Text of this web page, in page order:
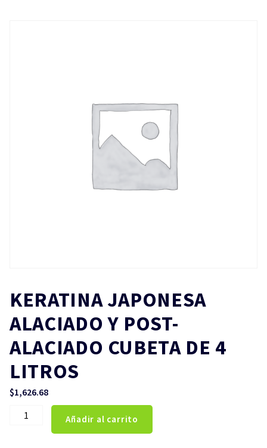
KERATINA JAPONESA
ALACIADO Y POST-
ALACIADO CUBETA DE 4
LITROS
$1,626.68
KERATINA
Añadir al carrito